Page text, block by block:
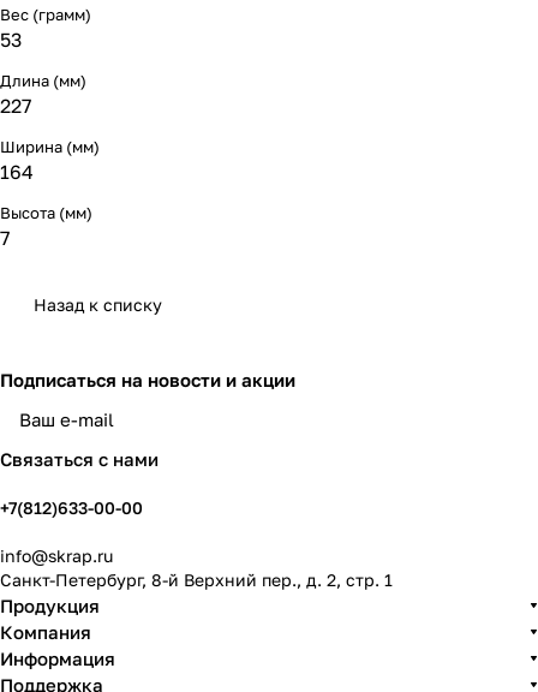
Вес (грамм)
53
Длина (мм)
227
Ширина (мм)
164
Высота (мм)
7
Назад к списку
Подписаться на новости и акции
Связаться с нами
+7(812)633-00-00
info@skrap.ru
Санкт-Петербург, 8-й Верхний пер., д. 2, стр. 1
Продукция
Компания
Информация
Поддержка